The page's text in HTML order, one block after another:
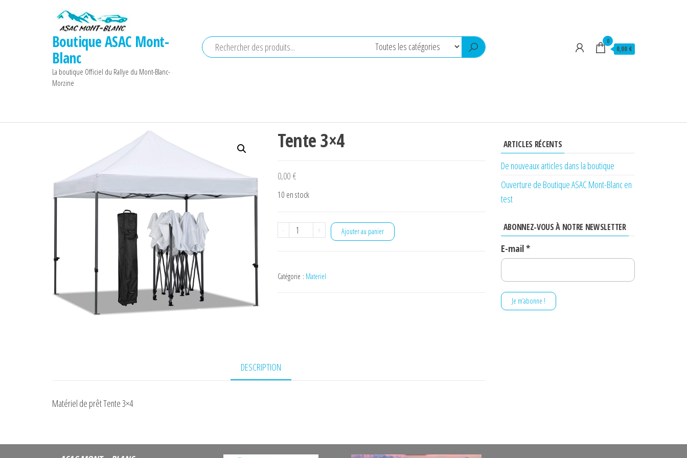
Boutique ASAC Mont-
Blanc
La boutique Officiel du Rallye du Mont-Blanc-
Morzine
0
0,00 €
Tente 3×4
0,00 €
10 en stock
-
quantité
3x4
+ Ajouter au panier
Catégorie : Materiel
DESCRIPTION
Matériel de prêt Tente 3×4
ARTICLES RÉCENTS
De nouveaux articles dans la boutique
Ouverture de Boutique ASAC Mont-Blanc en
test
ABONNEZ-VOUS À NOTRE NEWSLETTER
E-mail*